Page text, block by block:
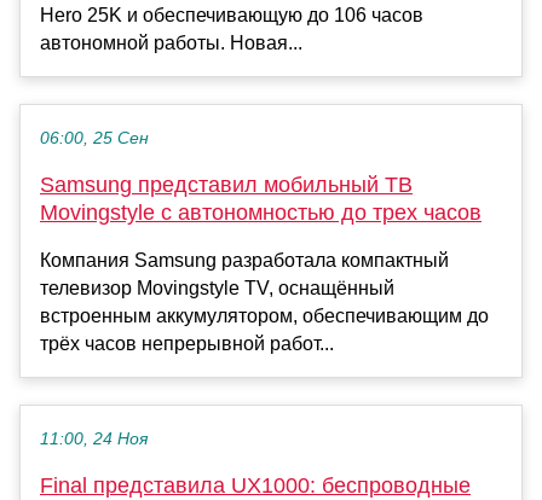
Hero 25K и обеспечивающую до 106 часов
автономной работы. Новая...
06:00, 25 Сен
Samsung представил мобильный ТВ
Movingstyle с автономностью до трех часов
Компания Samsung разработала компактный
телевизор Movingstyle TV, оснащённый
встроенным аккумулятором, обеспечивающим до
трёх часов непрерывной работ...
11:00, 24 Ноя
Final представила UX1000: беспроводные